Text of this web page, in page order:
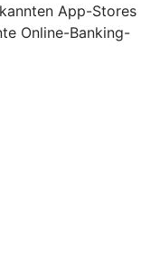
App-Stores
Online-Banking-